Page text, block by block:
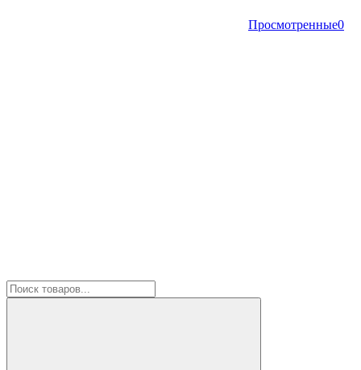
Просмотренные0